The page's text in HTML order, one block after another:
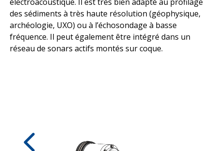
des sédiments à très haute résolution (géophysique,
archéologie, UXO) ou à l’échosondage à basse
fréquence. Il peut également être intégré dans un
réseau de sonars actifs montés sur coque.